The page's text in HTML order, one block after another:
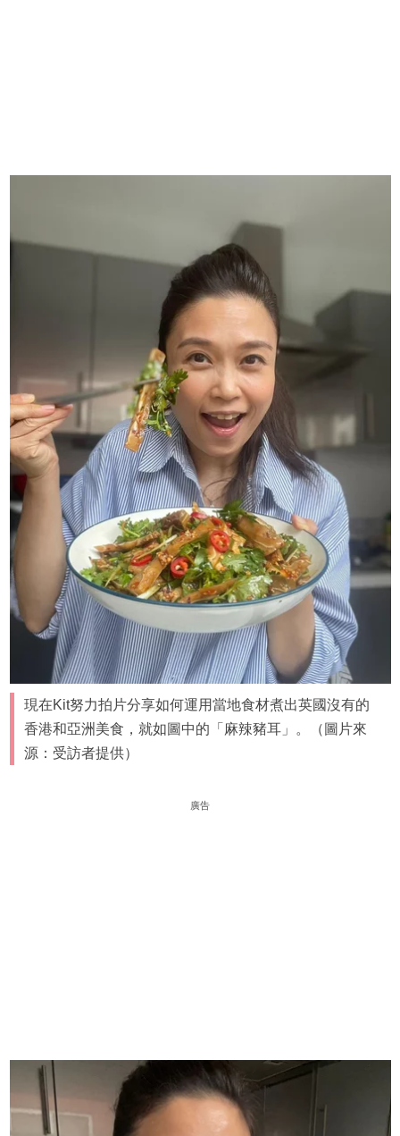
現在Kit努力拍片分享如何運用當地食材煮出英國沒有的
香港和亞洲美食，就如圖中的「麻辣豬耳」。（圖片來
源：受訪者提供）
廣告